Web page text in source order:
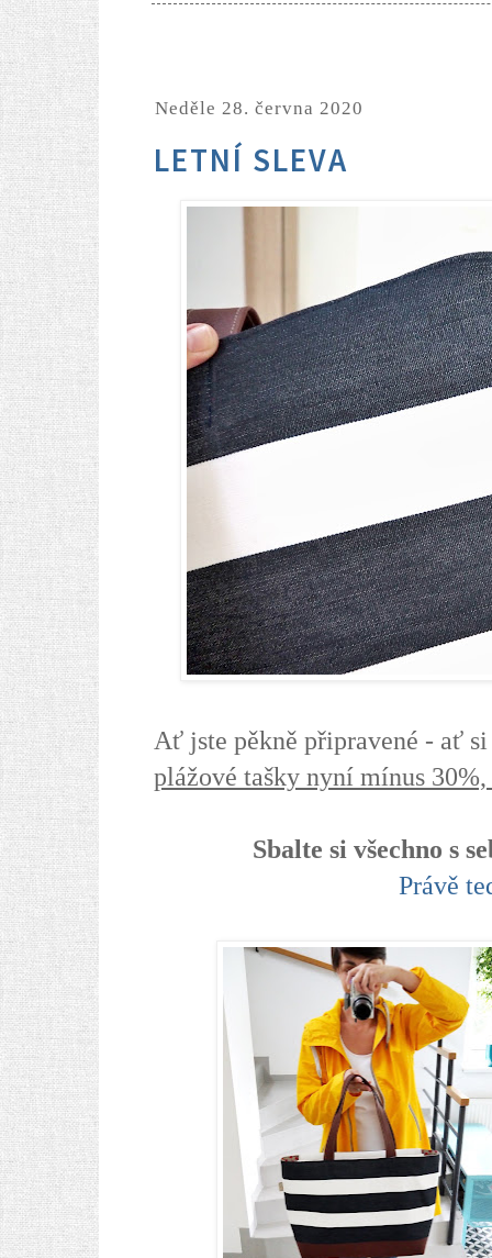
neděle 28. června 2020
LETNÍ SLEVA
Ať jste pěkně připravené - ať
plážové tašky nyní mínus
Sbalte si všechno s
Právě